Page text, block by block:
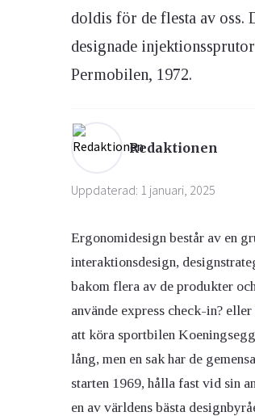
Ögon & Öron
Övervikt
doldis för de flesta av oss.
designade
Permobilen, 1972.
Redaktionen
Uppdaterad: 1 januari, 2025
Ergonomidesign består av en
interaktionsdesign,
bakom flera av de produkter
använde express check-in?
att köra sportbilen
lång, men en sak har de
starten 1969, hålla fast vid sin
en av världens bästa